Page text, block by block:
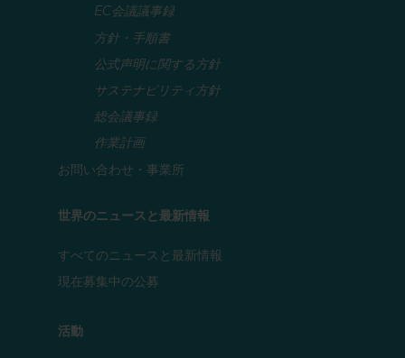
EC会議議事録
方針・手順書
公式声明に関する方針
サステナビリティ方針
総会議事録
作業計画
お問い合わせ・事業所
世界のニュースと最新情報
すべてのニュースと最新情報
現在募集中の公募
活動